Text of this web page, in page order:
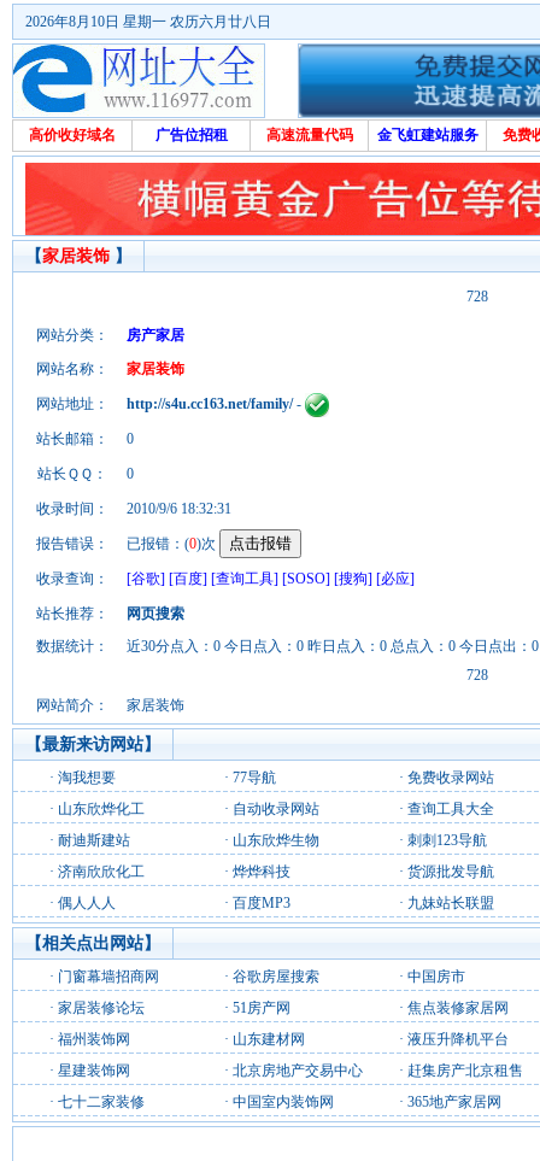
2026年8月10日 星期一 农历六月廿八日
高价收好域名 广告位招租 高速流量代码 金飞虹建站服务 免费
【家居装饰 】
728
网站分类：
房产家居
网站名称：
家居装饰
网站地址： http://s4u.cc163.net/family/-
站长邮箱： 0
站长ＱＱ： 0
收录时间： 2010/9/6 18:32:31
报告错误： 已报错：(0)次
收录查询： [谷歌] [百度] [查询工具] [SOSO] [搜狗] [必应]
站长推荐：
网页搜索
数据统计：
近30分点入：0 今日点入：0 昨日点入：0 总点入：0 今日点出：
728
网站简介：
家居装饰
【最新来访网站】
· 淘我想要 · 77导航 · 免费收录网站
· 山东欣烨化工 · 自动收录网站 · 查询工具大全
· 耐迪斯建站 · 山东欣烨生物 · 刺刺123导航
· 济南欣欣化工 · 烨烨科技 · 货源批发导航
· 偶人人人 · 百度MP3 · 九妹站长联盟
【相关点出网站】
· 门窗幕墙招商网 · 谷歌房屋搜索 · 中国房市
· 家居装修论坛 · 51房产网 · 焦点装修家居网
· 福州装饰网 · 山东建材网 · 液压升降机平台
· 星建装饰网 · 北京房地产交易中心 · 赶集房产北京租售
· 七十二家装修 · 中国室内装饰网 · 365地产家居网